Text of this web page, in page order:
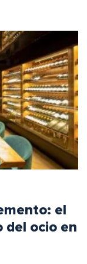
el
del ocio en